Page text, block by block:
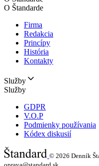
O Štandarde
Firma
Redakcia
Princípy
História
Kontakty
Služby
Služby
GDPR
V.O.P
Podmienky používania
Kódex diskusií
© 2026 Denník